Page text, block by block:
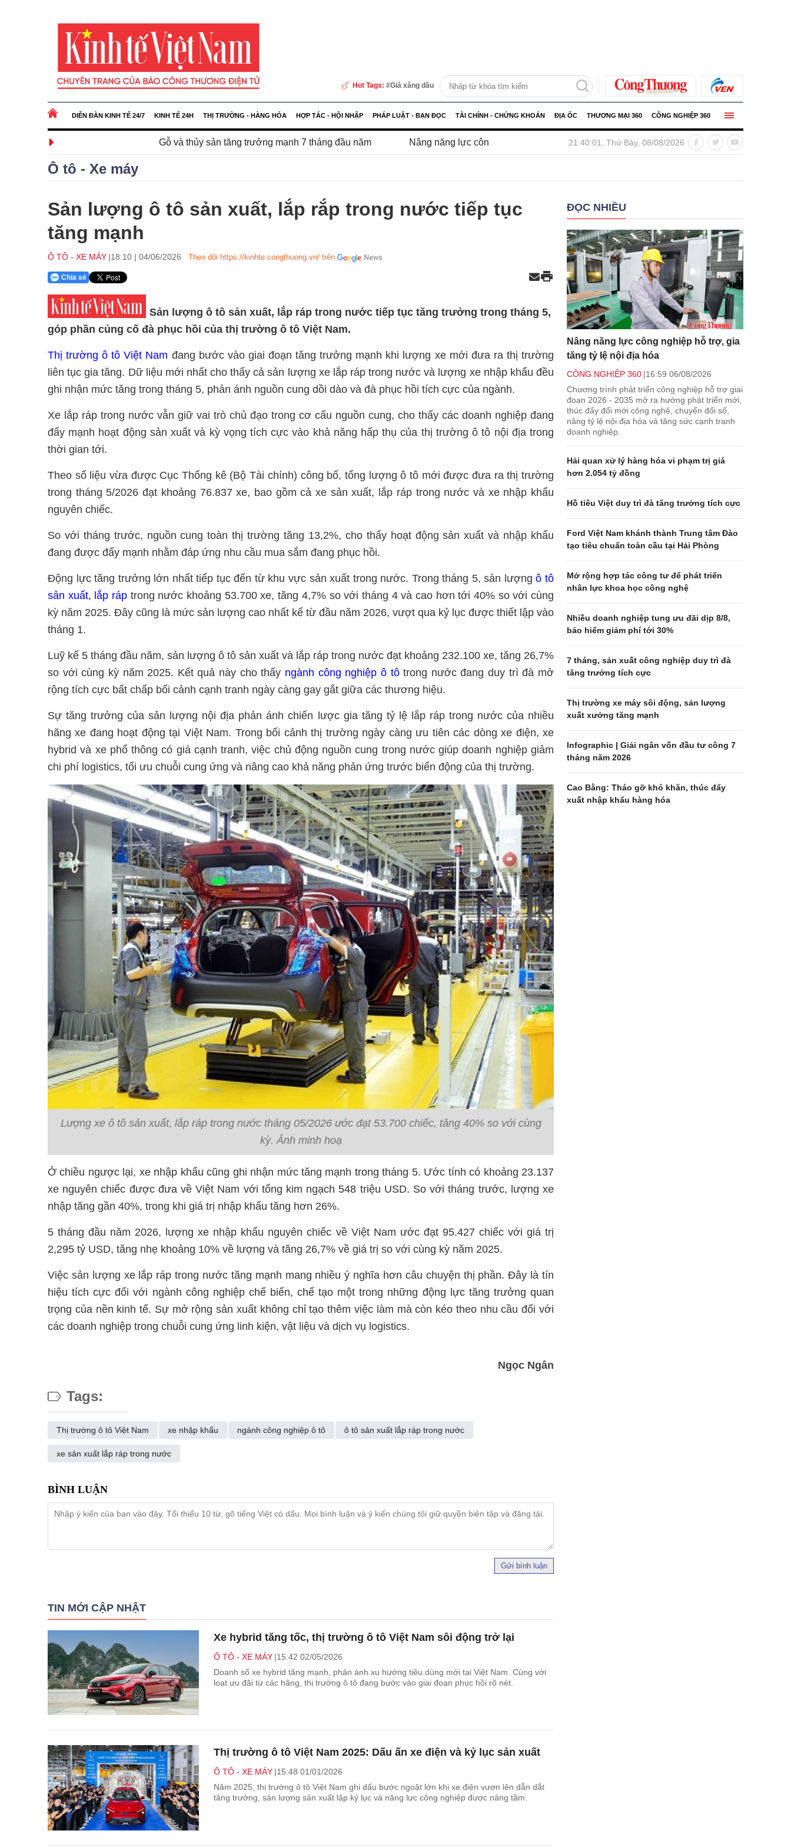
Hot Tags: Giá xăng dầu
DIỄN ĐÀN KINH TẾ 24/7 KINH TẾ 24H THỊ TRƯỜNG - HÀNG HÓA HỢP TÁC - HỘI NHẬP PHÁP LUẬT - BẠN ĐỌC TÀI CHÍNH - CHỨNG KHOÁN ĐỊA ỐC THƯƠNG MẠI 360 CÔNG NGHIỆP 360
Gỗ và thủy sản tăng trưởng mạnh 7 tháng đầu năm Nâng năng lực công nghiệp hỗ trợ, gia tăng tỷ lệ nội địa hóa Hải quan xử lý hàng hóa vi phạm trị
21:40:03, Thứ Bảy, 08/08/2026
Ô tô - Xe máy
Sản lượng ô tô sản xuất, lắp rắp trong nước tiếp tục
tăng mạnh
Ô TÔ - XE MÁY 18:10 | 04/06/2026 Theo dõi https://kinhte.congthuong.vn/ trên
Chia sẻ
Sản lượng ô tô sản xuất, lắp ráp trong nước tiếp tục tăng trưởng trong tháng 5,
góp phần củng cố đà phục hồi của thị trường ô tô Việt Nam.
Thị trường ô tô Việt Nam đang bước vào giai đoạn tăng trưởng mạnh khi lượng xe mới đưa ra thị trường
liên tục gia tăng. Dữ liệu mới nhất cho thấy cả sản lượng xe lắp ráp trong nước và lượng xe nhập khẩu đều
ghi nhận mức tăng trong tháng 5, phản ánh nguồn cung dồi dào và đà phục hồi tích cực của ngành.
Xe lắp ráp trong nước vẫn giữ vai trò chủ đạo trong cơ cấu nguồn cung, cho thấy các doanh nghiệp đang
đẩy mạnh hoạt động sản xuất và kỳ vọng tích cực vào khả năng hấp thụ của thị trường ô tô nội địa trong
thời gian tới.
Theo số liệu vừa được Cục Thống kê (Bộ Tài chính) công bố, tổng lượng ô tô mới được đưa ra thị trường
trong tháng 5/2026 đạt khoảng 76.837 xe, bao gồm cả xe sản xuất, lắp ráp trong nước và xe nhập khẩu
nguyên chiếc.
So với tháng trước, nguồn cung toàn thị trường tăng 13,2%, cho thấy hoạt động sản xuất và nhập khẩu
đang được đẩy mạnh nhằm đáp ứng nhu cầu mua sắm đang phục hồi.
Động lực tăng trưởng lớn nhất tiếp tục đến từ khu vực sản xuất trong nước. Trong tháng 5, sản lượngô tô
sản xuất, lắp ráp trong nước khoảng 53.700 xe, tăng 4,7% so với tháng 4 và cao hơn tới 40% so với cùng
kỳ năm 2025. Đây cũng là mức sản lượng cao nhất kể từ đầu năm 2026, vượt qua kỷ lục được thiết lập vào
tháng 1.
Luỹ kế 5 tháng đầu năm, sản lượng ô tô sản xuất và lắp ráp trong nước đạt khoảng 232.100 xe, tăng 26,7%
so với cùng kỳ năm 2025. Kết quả này cho thấy ngành công nghiệp ô tôtrong nước đang duy trì đà mở
rộng tích cực bất chấp bối cảnh cạnh tranh ngày càng gay gắt giữa các thương hiệu.
Sự tăng trưởng của sản lượng nội địa phản ánh chiến lược gia tăng tỷ lệ lắp ráp trong nước của nhiều
hãng xe đang hoạt động tại Việt Nam. Trong bối cảnh thị trường ngày càng ưu tiên các dòng xe điện, xe
hybrid và xe phổ thông có giá cạnh tranh, việc chủ động nguồn cung trong nước giúp doanh nghiệp giảm
chi phí logistics, tối ưu chuỗi cung ứng và nâng cao khả năng phản ứng trước biến động của thị trường.
Lượng xe ô tô sản xuất, lắp ráp trong nước tháng 05/2026 ước đạt 53.700 chiếc, tăng 40% so với cùng
kỳ. Ảnh minh hoạ
Ở chiều ngược lại, xe nhập khẩu cũng ghi nhận mức tăng mạnh trong tháng 5. Ước tính có khoảng 23.137
xe nguyên chiếc được đưa về Việt Nam với tổng kim ngạch 548 triệu USD. So với tháng trước, lượng xe
nhập tăng gần 40%, trong khi giá trị nhập khẩu tăng hơn 26%.
5 tháng đầu năm 2026, lượng xe nhập khẩu nguyên chiếc về Việt Nam ước đạt 95.427 chiếc với giá trị
2,295 tỷ USD, tăng nhẹ khoảng 10% về lượng và tăng 26,7% về giá trị so với cùng kỳ năm 2025.
Việc sản lượng xe lắp ráp trong nước tăng mạnh mang nhiều ý nghĩa hơn câu chuyện thị phần. Đây là tín
hiệu tích cực đối với ngành công nghiệp chế biến, chế tạo một trong những động lực tăng trưởng quan
trọng của nền kinh tế. Sự mở rộng sản xuất không chỉ tạo thêm việc làm mà còn kéo theo nhu cầu đối với
các doanh nghiệp trong chuỗi cung ứng linh kiện, vật liệu và dịch vụ logistics.
Ngọc Ngân
Tags:
Thị trường ô tô Việt Nam xe nhập khẩu ngành công nghiệp ô tô ô tô sản xuất lắp ráp trong nước
xe sản xuất lắp ráp trong nước
Gửi bình luận
TIN MỚI CẬP NHẬT
Xe hybrid tăng tốc, thị trường ô tô Việt Nam sôi động trở lại
Ô TÔ - XE MÁY 15:42 02/05/2026
Doanh số xe hybrid tăng mạnh, phản ánh xu hướng tiêu dùng mới tại Việt Nam. Cùng với
loạt ưu đãi từ các hãng, thị trường ô tô đang bước vào giai đoạn phục hồi rõ nét.
Thị trường ô tô Việt Nam 2025: Dấu ấn xe điện và kỷ lục sản xuất
Ô TÔ - XE MÁY 15:48 01/01/2026
Năm 2025, thị trường ô tô Việt Nam ghi dấu bước ngoặt lớn khi xe điện vươn lên dẫn dắt
tăng trưởng, sản lượng sản xuất lập kỷ lục và năng lực công nghiệp được nâng tầm.
ĐỌC NHIỀU
Nâng năng lực công nghiệp hỗ trợ, gia
tăng tỷ lệ nội địa hóa
CÔNG NGHIỆP 360 16:59 06/08/2026
Chương trình phát triển công nghiệp hỗ trợ giai
đoạn 2026 - 2035 mở ra hướng phát triển mới,
thúc đẩy đổi mới công nghệ, chuyển đổi số,
nâng tỷ lệ nội địa hóa và tăng sức cạnh tranh
doanh nghiệp.
Hải quan xử lý hàng hóa vi phạm trị giá
hơn 2.054 tỷ đồng
Hồ tiêu Việt duy trì đà tăng trưởng tích cực
Ford Việt Nam khánh thành Trung tâm Đào
tạo tiêu chuẩn toàn cầu tại Hải Phòng
Mở rộng hợp tác công tư để phát triển
nhân lực khoa học công nghệ
Nhiều doanh nghiệp tung ưu đãi dịp 8/8,
bảo hiểm giảm phí tới 30%
7 tháng, sản xuất công nghiệp duy trì đà
tăng trưởng tích cực
Thị trường xe máy sôi động, sản lượng
xuất xưởng tăng mạnh
Infographic | Giải ngân vốn đầu tư công 7
tháng năm 2026
Cao Bằng: Tháo gỡ khó khăn, thúc đẩy
xuất nhập khẩu hàng hóa